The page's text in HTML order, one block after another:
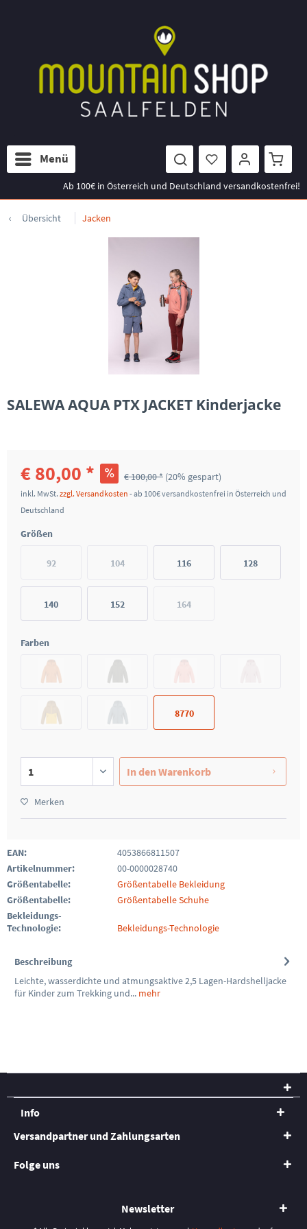
Menü
Ab 100€ in Österreich und Deutschland versandkostenfrei!
Übersicht Jacken
SALEWA AQUA PTX JACKET Kinderjacke
€ 80,00 * € 100,00 * (20% gespart)
inkl. MwSt. zzgl. Versandkosten - ab 100€ versandkostenfrei in Österreich und
Deutschland
Größen
92 104 116 128
140 152 164
Farben
8770
In den Warenkorb
Merken
EAN:
4053866811507
Artikelnummer:
00-0000028740
Größentabelle:
Größentabelle Bekleidung
Größentabelle:
Größentabelle Schuhe
Bekleidungs-
Technologie:
Bekleidungs-Technologie
Beschreibung
Leichte, wasserdichte und atmungsaktive 2,5 Lagen-Hardshelljacke
für Kinder zum Trekking und... mehr
Info
Versandpartner und Zahlungsarten
Folge uns
Newsletter